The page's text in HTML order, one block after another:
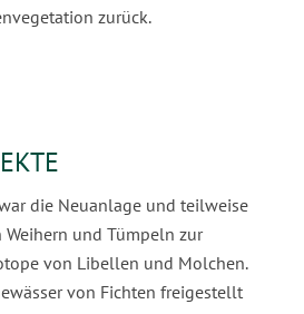
zurück.
die Neuanlage und teilweise
und Tümpeln zur
von Libellen und Molchen.
von Fichten freigestellt